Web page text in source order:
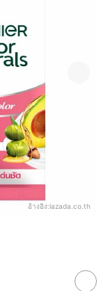
อ้างอิง:lazada.co.th